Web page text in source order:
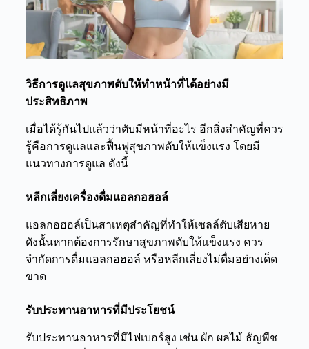
วิธีการดูแลสุขภาพตับให้ทำหน้าที่ได้อย่างมี
ประสิทธิภาพ
เมื่อได้รู้กันไปแล้วว่าตับมีหน้าที่อะไร อีกสิ่งสำคัญที่ควร
รู้คือการดูแลและฟื้นฟูสุขภาพตับให้แข็งแรง โดยมี
แนวทางการดูแล ดังนี้
หลีกเลี่ยงเครื่องดื่มแอลกอฮอล์
แอลกอฮอล์เป็นสาเหตุสำคัญที่ทำให้เซลล์ตับเสียหาย
ดังนั้นหากต้องการรักษาสุขภาพตับให้แข็งแรง ควร
จำกัดการดื่มแอลกอฮอล์ หรือหลีกเลี่ยงไม่ดื่มอย่างเด็ด
ขาด
รับประทานอาหารที่มีประโยชน์
รับประทานอาหารที่มีไฟเบอร์สูง เช่น ผัก ผลไม้ ธัญพืช